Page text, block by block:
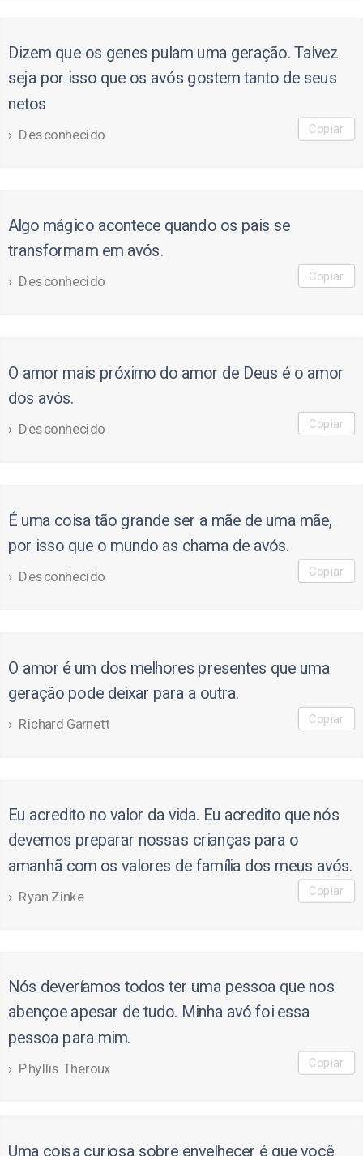
Dizem que os genes pulam uma geração. Talvez
seja por isso que os avós gostem tanto de seus
netos
Desconhecido Copiar
Algo mágico acontece quando os pais se
transformam em avós.
Desconhecido Copiar
O amor mais próximo do amor de Deus é o amor
dos avós.
Desconhecido Copiar
É uma coisa tão grande ser a mãe de uma mãe,
por isso que o mundo as chama de avós.
Desconhecido Copiar
O amor é um dos melhores presentes que uma
geração pode deixar para a outra.
Richard Garnett Copiar
Eu acredito no valor da vida. Eu acredito que nós
devemos preparar nossas crianças para o
amanhã com os valores de família dos meus avós.
Ryan Zinke Copiar
Nós deveríamos todos ter uma pessoa que nos
abençoe apesar de tudo. Minha avó foi essa
pessoa para mim.
Phyllis Theroux Copiar
Uma coisa curiosa sobre envelhecer é que você